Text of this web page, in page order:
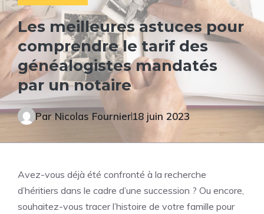
Les meilleures astuces pour
comprendre le tarif des
généalogistes mandatés
par un notaire
Par Nicolas Fournier18 juin 2023
Avez-vous déjà été confronté à la recherche
d’héritiers dans le cadre d’une succession ? Ou encore,
souhaitez-vous tracer l’histoire de votre famille pour